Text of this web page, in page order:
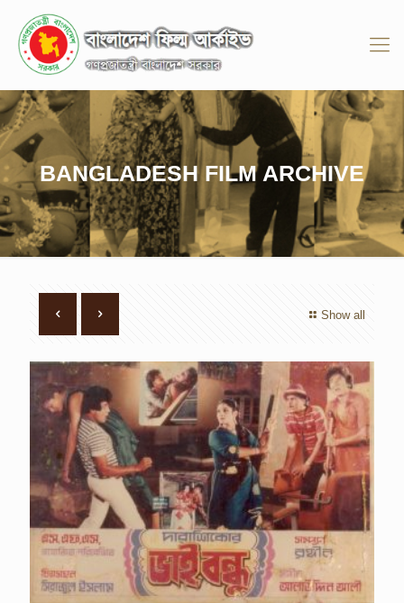
BANGLADESH FILM ARCHIVE
Show all